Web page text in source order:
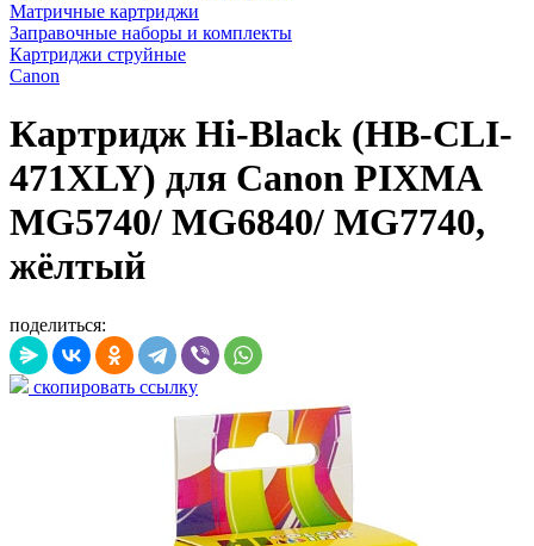
Матричные картриджи
Заправочные наборы и комплекты
Картриджи струйные
Canon
Картридж Hi-Black (HB-CLI-
471XLY) для Canon PIXMA
MG5740/ MG6840/ MG7740,
жёлтый
поделиться:
скопировать ссылку